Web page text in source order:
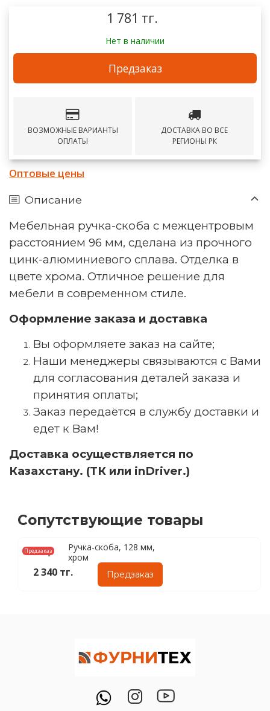
1 781 тг.
Нет в наличии
Предзаказ
ВОЗМОЖНЫЕ ВАРИАНТЫ
ОПЛАТЫ
ДОСТАВКА ВО ВСЕ
РЕГИОНЫ РК
Оптовые цены
Описание
Мебельная ручка-скоба с межцентровым
расстоянием 96 мм, сделана из прочного
цинк-алюминиевого сплава. Отделка в
цвете хрома. Отличное решение для
мебели в современном стиле.
Оформление заказа и доставка
Вы оформляете заказ на сайте;
Наши менеджеры связываются с Вами
для согласования деталей заказа и
принятия оплаты;
Заказ передаётся в службу доставки и
едет к Вам!
Доставка осуществляется по
Казахстану. (ТК или inDriver.)
Сопутствующие товары
Предзаказ
Ручка-скоба, 128 мм,
хром
2 340 тг. Предзаказ